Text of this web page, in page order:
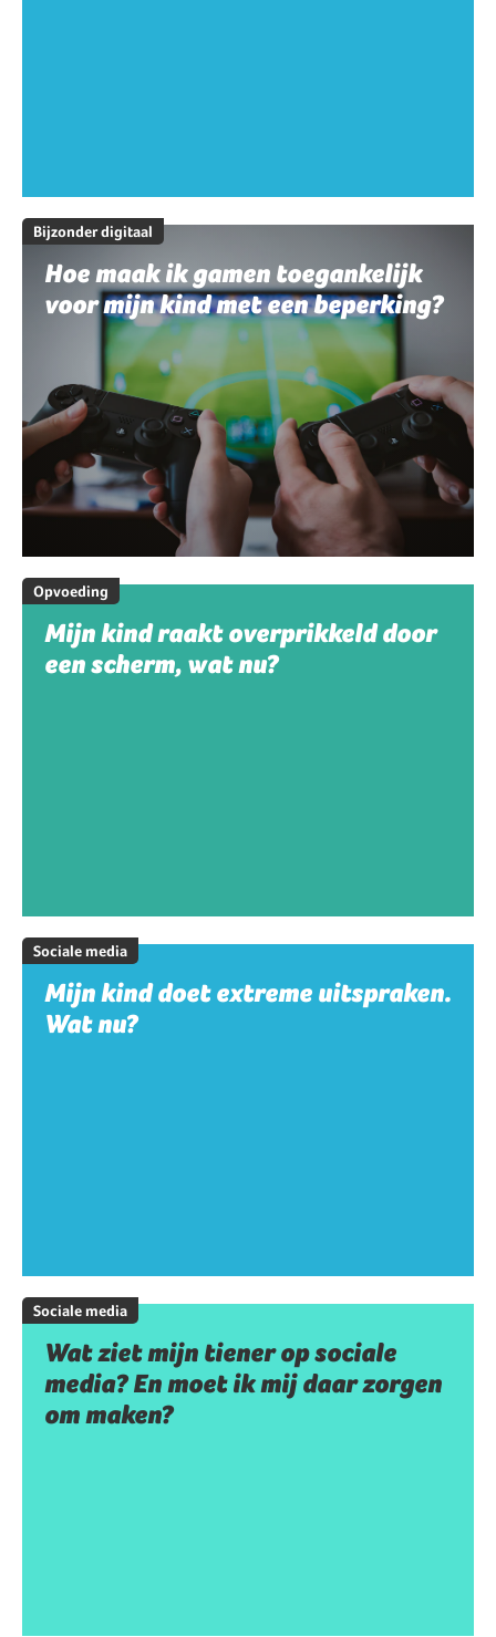
Bijzonder digitaal
Hoe maak ik gamen toegankelijk
voor mijn kind met een beperking?
Opvoeding
Mijn kind raakt overprikkeld door
een scherm, wat nu?
Sociale media
Mijn kind doet extreme uitspraken.
Wat nu?
Sociale media
Wat ziet mijn tiener op sociale
media? En moet ik mij daar zorgen
om maken?